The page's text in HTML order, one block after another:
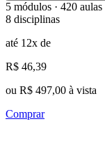
5 módulos · 420 aulas
8 disciplinas
até 12x de
R$ 46,39
ou R$ 497,00 à vista
Comprar